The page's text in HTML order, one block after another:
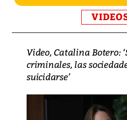
Video, Catalina Botero:
criminales, las
suicidarse’